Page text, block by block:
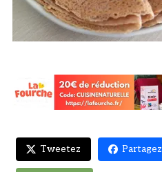
Tweetez Partagez